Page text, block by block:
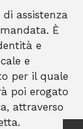
assistenza
È
e
e
per il quale
poi erogato
attraverso